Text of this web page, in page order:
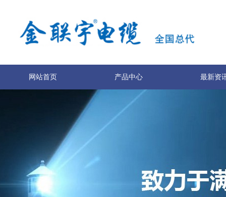
网站首页 产品中心 最新资
联系我们